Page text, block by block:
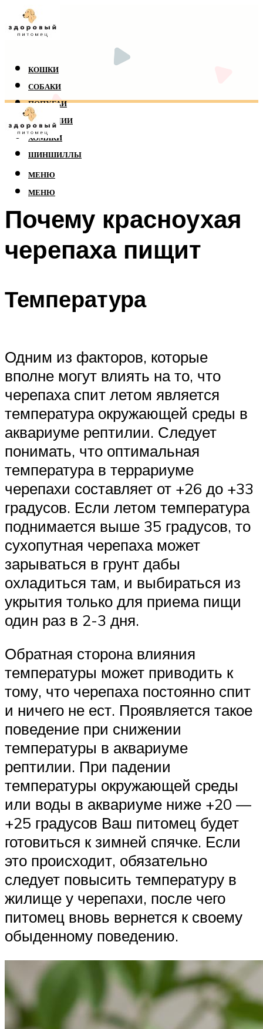
КОШКИ
СОБАКИ
ПОПУГАИ
РЕПТИЛИИ
ХОМЯКИ
ШИНШИЛЛЫ
МЕНЮ
МЕНЮ
Почему красноухая
черепаха пищит
Температура
Одним из факторов, которые
вполне могут влиять на то, что
черепаха спит летом является
температура окружающей среды в
аквариуме рептилии. Следует
понимать, что оптимальная
температура в террариуме
черепахи составляет от +26 до +33
градусов. Если летом температура
поднимается выше 35 градусов, то
сухопутная черепаха может
зарываться в грунт дабы
охладиться там, и выбираться из
укрытия только для приема пищи
один раз в 2-3 дня.
Обратная сторона влияния
температуры может приводить к
тому, что черепаха постоянно спит
и ничего не ест. Проявляется такое
поведение при снижении
температуры в аквариуме
рептилии. При падении
температуры окружающей среды
или воды в аквариуме ниже +20 —
+25 градусов Ваш питомец будет
готовиться к зимней спячке. Если
это происходит, обязательно
следует повысить температуру в
жилище у черепахи, после чего
питомец вновь вернется к своему
обыденному поведению.